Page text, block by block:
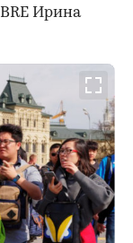
Ирина